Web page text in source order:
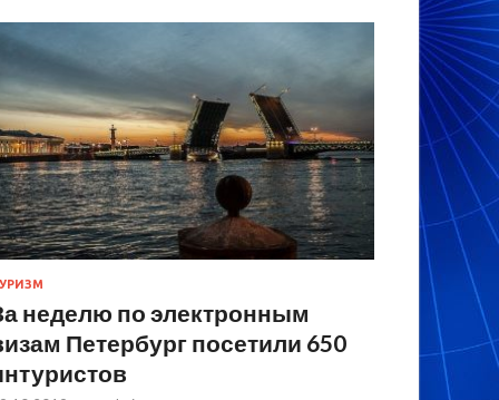
неделю по электронным
Петербург посетили 650